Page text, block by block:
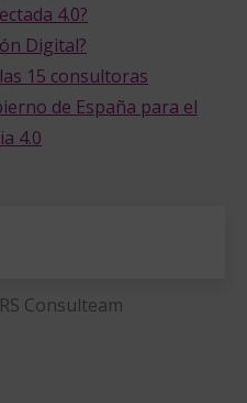
4.0?
Digital?
15 consultoras
de España para el
4.0
Consulteam